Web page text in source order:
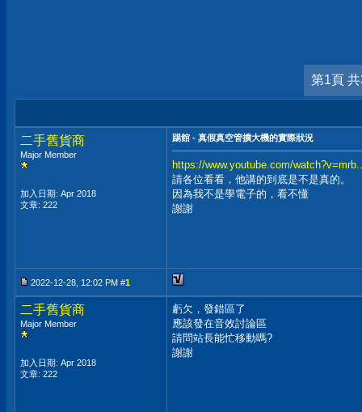
第1頁
二手舊貨商
Major Member
加入日期: Apr 2018
文章: 222
踢館 - 真假真空管擴大機的實際狀況
https://www.youtube.com/
請各位看看，他講的到底是不是真的。
因為我不是學電子的，看不懂
謝謝
2022-12-28, 12:02 PM #1
二手舊貨商
Major Member
加入日期: Apr 2018
文章: 222
虧欠，發錯區了
應該發在音效討論區
請問站長能忙移動嗎?
謝謝